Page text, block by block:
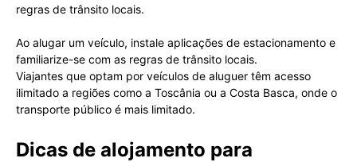
regras de trânsito locais.
Ao alugar um veículo, instale aplicações de estacionamento e
familiarize-se com as regras de trânsito locais.
Viajantes que optam por veículos de aluguer têm acesso
ilimitado a regiões como a Toscânia ou a Costa Basca, onde o
transporte público é mais limitado.
Dicas de alojamento para